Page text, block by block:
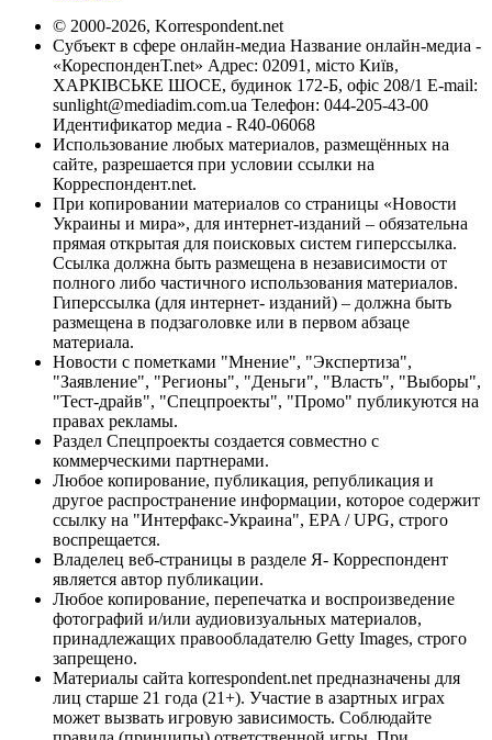
© 2000-2026, Korrespondent.net
Субъект в сфере онлайн-медиа Название онлайн-медиа -
«КореспонденТ.net» Адрес: 02091, місто Київ,
ХАРКІВСЬКЕ ШОСЕ, будинок 172-Б, офіс 208/1 E-mail:
sunlight@mediadim.com.ua Телефон: 044-205-43-00
Идентификатор медиа - R40-06068
Использование любых материалов, размещённых на
сайте, разрешается при условии ссылки на
Корреспондент.net.
При копировании материалов со страницы «Новости
Украины и мира», для интернет-изданий – обязательна
прямая открытая для поисковых систем гиперссылка.
Ссылка должна быть размещена в независимости от
полного либо частичного использования материалов.
Гиперссылка (для интернет- изданий) – должна быть
размещена в подзаголовке или в первом абзаце
материала.
Новости с пометками "Мнение", "Экспертиза",
"Заявление", "Регионы", "Деньги", "Власть", "Выборы",
"Тест-драйв", "Спецпроекты", "Промо" публикуются на
правах рекламы.
Раздел Спецпроекты создается совместно с
коммерческими партнерами.
Любое копирование, публикация, републикация и
другое распространение информации, которое содержит
ссылку на "Интерфакс-Украина", EPA / UPG, строго
воспрещается.
Владелец веб-страницы в разделе Я- Корреспондент
является автор публикации.
Любое копирование, перепечатка и воспроизведение
фотографий и/или аудиовизуальных материалов,
принадлежащих правообладателю Getty Images, строго
запрещено.
Материалы сайта korrespondent.net предназначены для
лиц старше 21 года (21+). Участие в азартных играх
может вызвать игровую зависимость. Соблюдайте